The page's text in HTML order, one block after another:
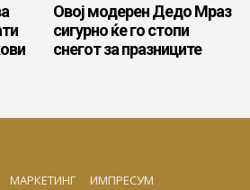
Овој модерен Дедо Мраз
сигурно ќе го стопи
снегот за празниците
МАРКЕТИНГ ИМПРЕСУМ